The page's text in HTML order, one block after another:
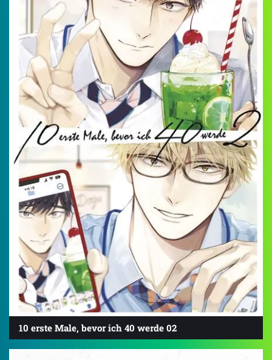
10 erste Male, bevor ich 40 werde 02